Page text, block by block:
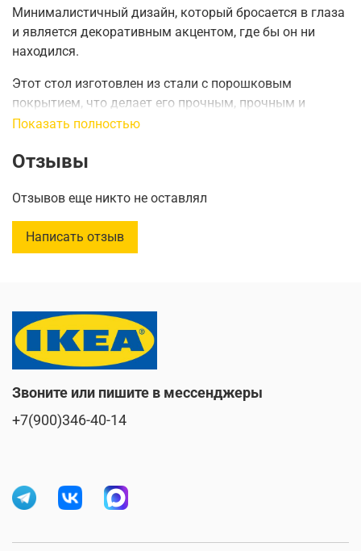
Минималистичный дизайн, который бросается в глаза
и является декоративным акцентом, где бы он ни
находился.
Этот стол изготовлен из стали с порошковым
покрытием, что делает его прочным, прочным и
простым в уходе.
Вы можете легко поднять и переместить весь стол,
Диаметр:46 см
Высота:60,5 см
Максимальная нагрузка:
Показать полностью
Отзывы
Отзывов еще никто не оставлял
Написать отзыв
Звоните или пишите в мессенджеры
+7(900)346-40-14